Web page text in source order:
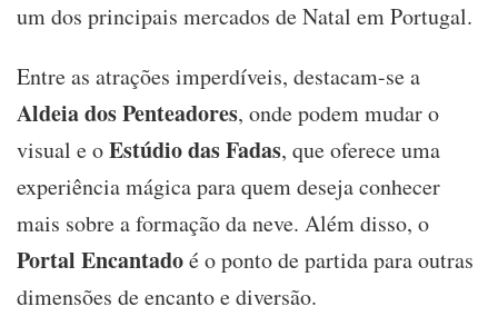
um dos principais mercados de Natal em Portugal.
Entre as atrações imperdíveis, destacam-se a
Aldeia dos Penteadores, onde podem mudar o
visual e oEstúdio das Fadas, que oferece uma
experiência mágica para quem deseja conhecer
mais sobre a formação da neve. Além disso, o
Portal Encantadoé o ponto de partida para outras
dimensões de encanto e diversão.